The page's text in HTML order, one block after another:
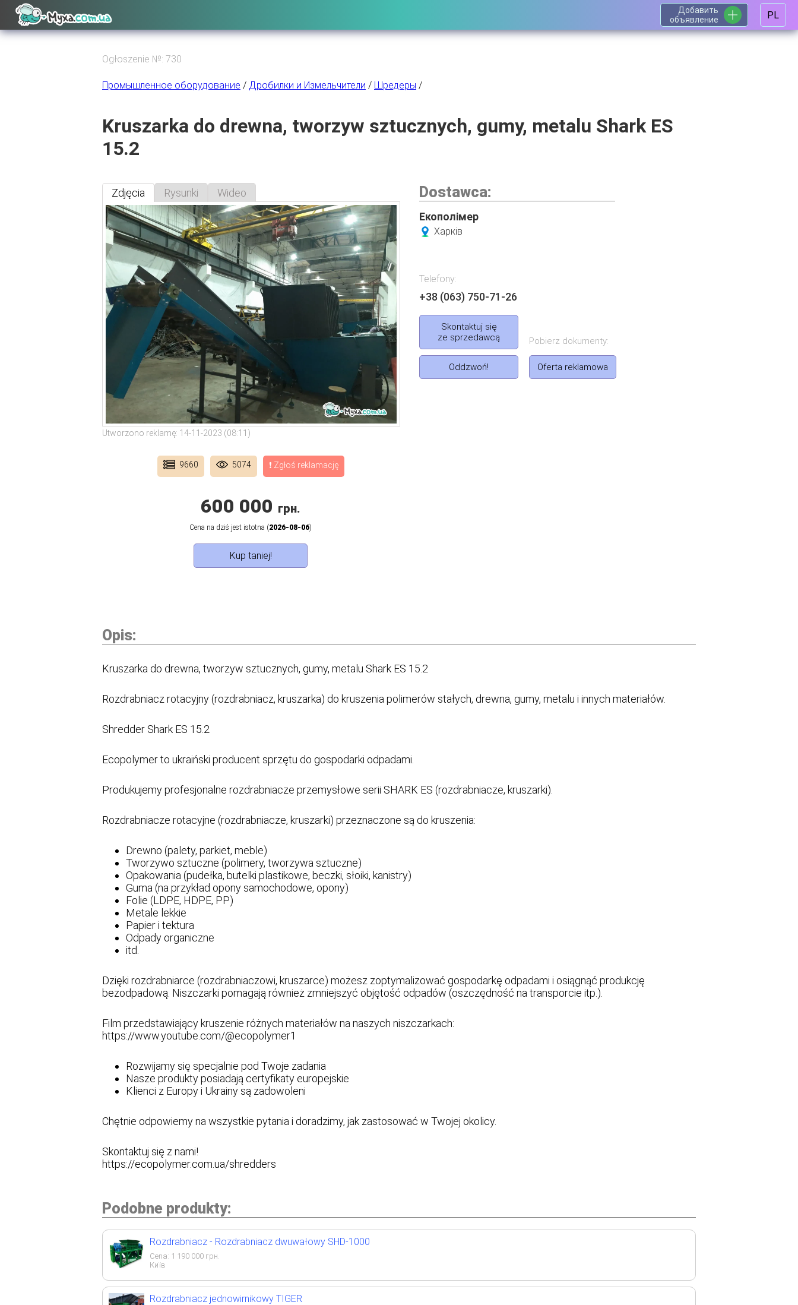
Добавить
объявление
PL
Ogłoszenie №: 730
Промышленное оборудование / Дробилки и Измельчители / Шредеры /
Kruszarka do drewna, tworzyw sztucznych, gumy, metalu Shark ES
15.2
Zdjęcia Rysunki Wideo
Utworzono reklamę: 14-11-2023 (08:11)
9660 5074 ❗ Zgłoś reklamację
600 000 грн.
Cena na dziś jest istotna (2026-08-06)
Kup taniej!
Dostawca:
Екополімер
Харків
Telefony:
+38 (063) 750-71-26
Skontaktuj się
ze sprzedawcą
Oddzwoń!
Pobierz dokumenty:
Oferta reklamowa
Opis:
Kruszarka do drewna, tworzyw sztucznych, gumy, metalu Shark ES 15.2
Rozdrabniacz rotacyjny (rozdrabniacz, kruszarka) do kruszenia polimerów stałych, drewna, gumy, metalu i innych materiałów.
Shredder Shark ES 15.2
Ecopolymer to ukraiński producent sprzętu do gospodarki odpadami.
Produkujemy profesjonalne rozdrabniacze przemysłowe serii SHARK ES (rozdrabniacze, kruszarki).
Rozdrabniacze rotacyjne (rozdrabniacze, kruszarki) przeznaczone są do kruszenia:
Drewno (palety, parkiet, meble)
Tworzywo sztuczne (polimery, tworzywa sztuczne)
Opakowania (pudełka, butelki plastikowe, beczki, słoiki, kanistry)
Guma (na przykład opony samochodowe, opony)
Folie (LDPE, HDPE, PP)
Metale lekkie
Papier i tektura
Odpady organiczne
itd.
Dzięki rozdrabniarce (rozdrabniaczowi, kruszarce) możesz zoptymalizować gospodarkę odpadami i osiągnąć produkcję
bezodpadową. Niszczarki pomagają również zmniejszyć objętość odpadów (oszczędność na transporcie itp.).
Film przedstawiający kruszenie różnych materiałów na naszych niszczarkach:
https://www.youtube.com/@ecopolymer1
Rozwijamy się specjalnie pod Twoje zadania
Nasze produkty posiadają certyfikaty europejskie
Klienci z Europy i Ukrainy są zadowoleni
Chętnie odpowiemy na wszystkie pytania i doradzimy, jak zastosować w Twojej okolicy.
Skontaktuj się z nami!
https://ecopolymer.com.ua/shredders
Podobne produkty:
Rozdrabniacz - Rozdrabniacz dwuwałowy SHD-1000
Cena: 1 190 000 грн.
Київ
Rozdrabniacz jednowirnikowy TIGER